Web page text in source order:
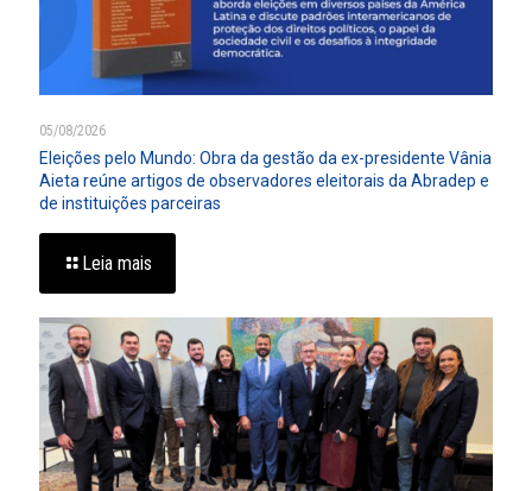
05/08/2026
Eleições pelo Mundo: Obra da gestão da ex-presidente Vânia
Aieta reúne artigos de observadores eleitorais da Abradep e
de instituições parceiras
Leia mais